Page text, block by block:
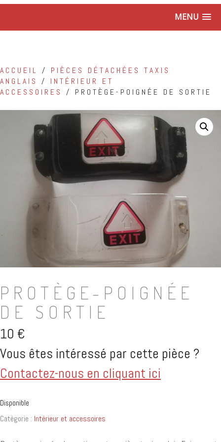
MENU
ACCUEIL / PIÈCES DÉTACHÉES TAXIS
ANGLAIS
/ INTÉRIEUR ET
ACCESSOIRES
/ PROTÈGE-POIGNÉE DE SORTIE
PROTÈGE-POIGNÉE
DE SORTIE
10 €
Vous êtes intéressé par cette pièce ?
Contactez-nous en cliquant ici
Disponible
Catégorie : Intérieur et accessoires